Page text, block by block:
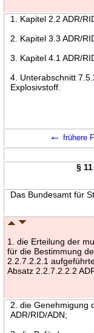
1. Kapitel 2.2 ADR/
2. Kapitel 3.3 ADR/
3. Kapitel 4.1 ADR/
4. Unterabschnitt
Explosivstoff.
← frühere
§
Das Bundesamt für
1. die Erteilung der
für die Bestimmung
2.2.7.2.2.1
Absatz 2.2.7.2.2.2
2. die Genehmigung
ADR/RID/ADN;